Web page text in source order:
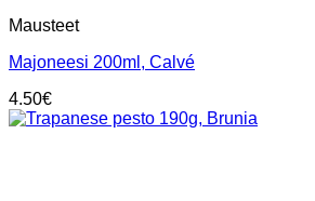
Mausteet
Majoneesi 200ml, Calvé
4.50€